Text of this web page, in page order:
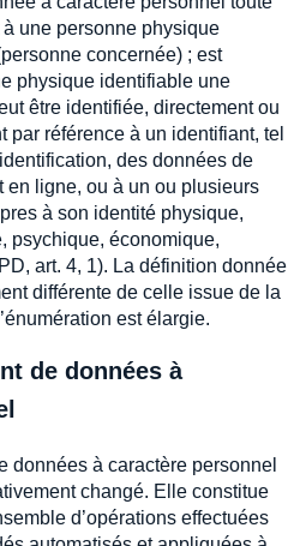
une personne physique
concernée) ; est
physique identifiable une
être identifiée, directement ou
par référence à un identifiant, tel
des données de
en ligne, ou à un ou plusieurs
à son identité physique,
psychique, économique,
art. 4, 1). La définition donnée
différente de celle issue de la
est élargie.
de données à
données à caractère personnel
changé. Elle constitue
d’opérations effectuées